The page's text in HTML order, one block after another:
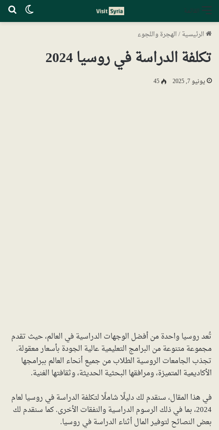
القائمة
الرئيسية/الهجرة واللجوء
تكلفة الدراسة في روسيا 2024
يونيو 7, 2025 45
تُعد روسيا واحدة من أفضل الوجهات الدراسية في العالم، حيث تقدم
مجموعة متنوعة من البرامج التعليمية عالية الجودة بأسعار معقولة.
تجذب الجامعات الروسية الطلاب من جميع أنحاء العالم ببرامجها
الأكاديمية المتميزة، ومرافقها البحثية الحديثة، وثقافتها الغنية.
في هذا المقال، سنقدم لك دليلًا شاملًا لتكلفة الدراسة في روسيا لعام
2024، بما في ذلك الرسوم الدراسية والنفقات الأخرى. كما سنقدم لك
بعض النصائح لتوفير المال أثناء الدراسة في روسيا.